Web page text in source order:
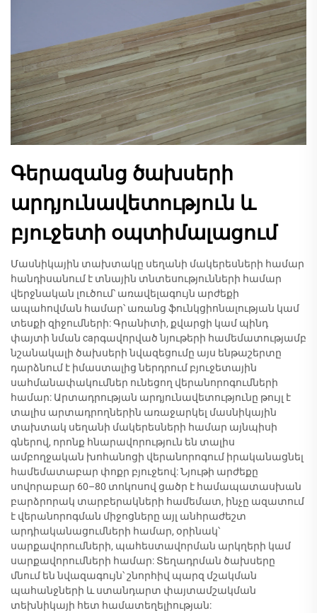
Գերազանց ծախսերի
արդյունավետություն և
բյուջետի օպտիմալացում
Մասնիկային տախտակը սեղանի մակերեսների համար
հանդիսանում է տնային տնտեսությունների համար
վերջնական լուծում՝ առավելագույն արժեքի
ապահովման համար՝ առանց ֆունկցիոնալության կամ
տեսքի զիջումների: Գրանիտի, քվարցի կամ պինդ
փայտի նման caրգավորված նյութերի համեմատությամբ
նշանակալի ծախսերի նվազեցումը այս ենթաշերտը
դարձնում է իմաստալից ներդրում բյուջետային
սահմանափակումներ ունեցող վերանորոգումների
համար: Արտադրության արդյունավետությունը թույլ է
տալիս արտադրողներին առաջարկել մասնիկային
տախտակ սեղանի մակերեսների համար այնպիսի
գներով, որոնք հնարավորություն են տալիս
ամբողջական խոհանոցի վերանորոգում իրականացնել
համեմատաբար փոքր բյուջեով: Նյութի արժեքը
սովորաբար 60–80 տոկոսով ցածր է համապատասխան
բարձրորակ տարբերակների համեմատ, ինչը ազատում
է վերանորոգման միջոցները այլ անհրաժեշտ
արդիականացումների համար, օրինակ՝
սարքավորումների, պահեստավորման արկղերի կամ
սարքավորումների համար: Տեղադրման ծախսերը
մնում են նվազագույն՝ շնորհիվ պարզ մշակման
պահանջների և ստանդարտ փայտամշակման
տեխնիկայի հետ համատեղելիության: